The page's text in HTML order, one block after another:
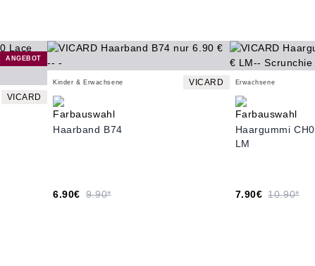
ANGEBOT
VICARD
Kinder & Erwachsene VICARD
Haarband B74
6.90€ 9.90*
Erwachsene
Haargummi CH0
LM
7.90€ 10.90*